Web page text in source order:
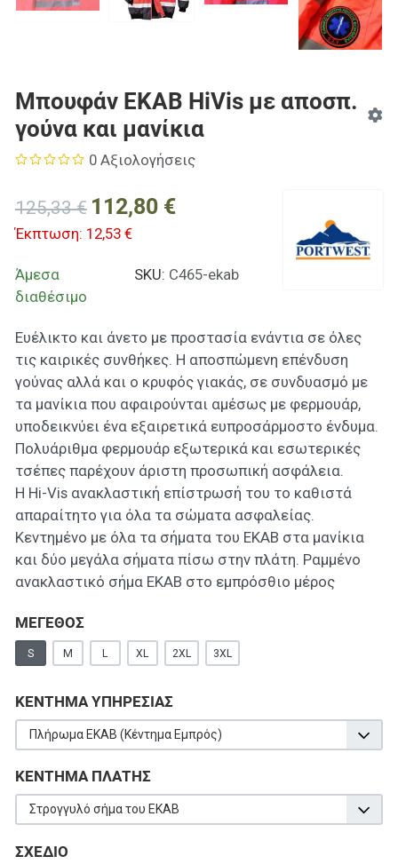
PREV
Μπουφάν ΕΚΑΒ HiVis με αποσπ.
γούνα και μανίκια
0 Αξιολογήσεις
125,33 € 112,80 €
Έκπτωση: 12,53 €
Άμεσα
διαθέσιμο
SKU: C465-ekab
Ευέλικτο και άνετο με προστασία ενάντια σε όλες
τις καιρικές συνθήκες. Η αποσπώμενη επένδυση
γούνας αλλά και ο κρυφός γιακάς, σε συνδυασμό με
τα μανίκια που αφαιρούνται αμέσως με φερμουάρ,
υποδεικνύει ένα εξαιρετικά ευπροσάρμοστο ένδυμα.
Πολυάριθμα φερμουάρ εξωτερικά και εσωτερικές
τσέπες παρέχουν άριστη προσωπική ασφάλεια.
Η Hi-Vis ανακλαστική επίστρωσή του το καθιστά
απαραίτητο για όλα τα σώματα ασφαλείας.
Κεντημένο με όλα τα σήματα του ΕΚΑΒ στα μανίκια
και δύο μεγάλα σήματα πίσω στην πλάτη. Ραμμένο
ανακλαστικό σήμα ΕΚΑΒ στο εμπρόσθιο μέρος
ΜΕΓΕΘΟΣ
S M L XL 2XL 3XL
ΚΕΝΤΗΜΑ ΥΠΗΡΕΣΙΑΣ
Πλήρωμα ΕΚΑΒ (Κέντημα Εμπρός)
ΚΕΝΤΗΜΑ ΠΛΑΤΗΣ
Στρογγυλό σήμα του ΕΚΑΒ
ΣΧΕΔΙΟ